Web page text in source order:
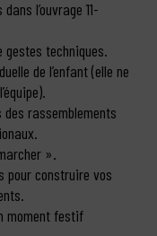
l’ouvrage 11-
gestes techniques.
de l’enfant (elle ne
rassemblements
».
pour construire vos
moment festif